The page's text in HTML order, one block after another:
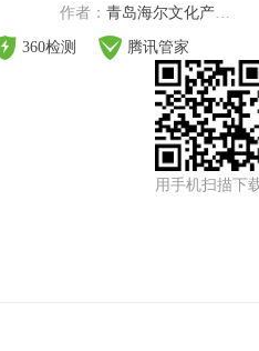
作者： 青岛海尔文化产业发展有限公司
360检测 腾讯管家
用手机扫描下